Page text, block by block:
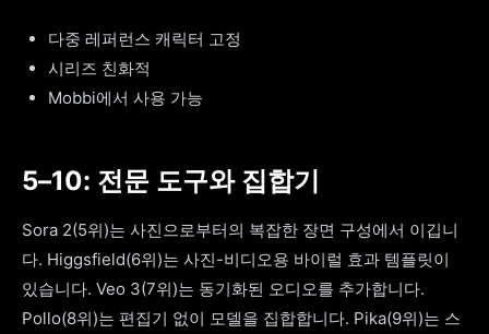
다중 레퍼런스 캐릭터 고정
시리즈 친화적
Mobbi에서 사용 가능
5–10: 전문 도구와 집합기
Sora 2(5위)는 사진으로부터의 복잡한 장면 구성에서 이깁니
다. Higgsfield(6위)는 사진-비디오용 바이럴 효과 템플릿이
있습니다. Veo 3(7위)는 동기화된 오디오를 추가합니다.
Pollo(8위)는 편집기 없이 모델을 집합합니다. Pika(9위)는 스